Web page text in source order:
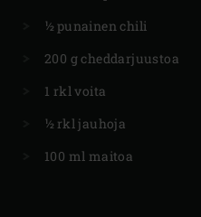
½ punainen chili
200 g cheddarjuustoa
1 rkl voita
½ rkl jauhoja
100 ml maitoa